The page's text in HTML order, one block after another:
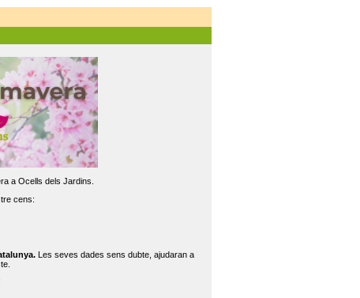
a Ocells dels Jardins.
cens:
Les seves dades sens dubte, ajudaran a